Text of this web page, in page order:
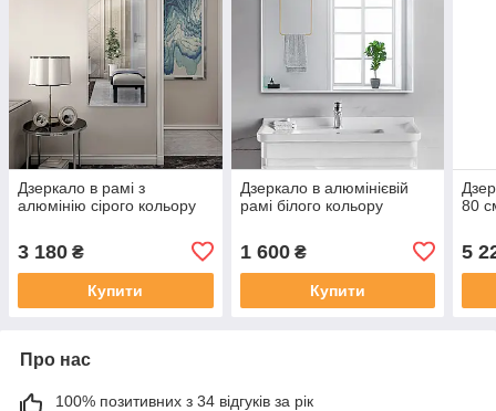
Дзеркало в рамі з
алюмінію сірого кольору
3 180 ₴
Купити
Дзеркало в алюмінієвій
рамі білого кольору
1 600₴
Купити
80
5
Про нас
100% позитивних з 34 відгуків за рік